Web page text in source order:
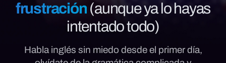
frustración (aunque ya lo hayas
intentado todo)
Habla inglés sin miedo desde el primer día,